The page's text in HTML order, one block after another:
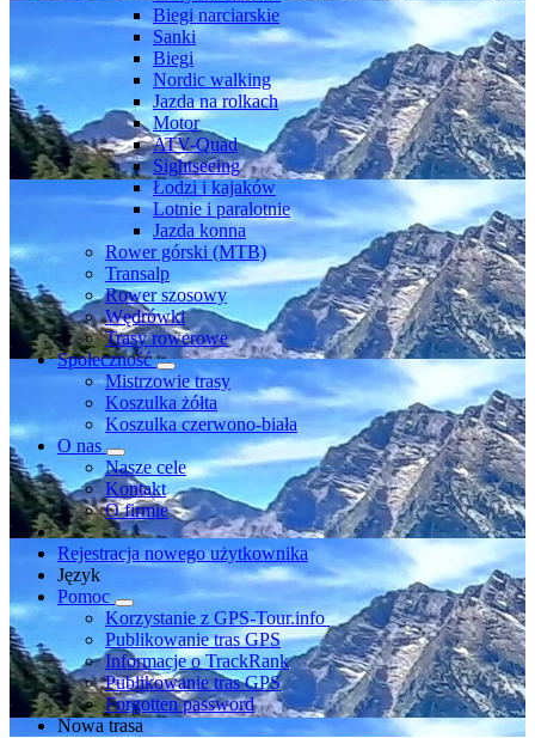
Biegi narciarskie
Sanki
Biegi
Nordic walking
Jazda na rolkach
Motor
ATV-Quad
Sightseeing
Łodzi i kajaków
Lotnie i paralotnie
Jazda konna
Rower górski (MTB)
Transalp
Rower szosowy
Wędrówki
Trasy rowerowe
Społeczność
Mistrzowie trasy
Koszulka żółta
Koszulka czerwono-biała
O nas
Nasze cele
Kontakt
O firmie
Rejestracja nowego użytkownika
Język
Pomoc
Korzystanie z GPS-Tour.info
Publikowanie tras GPS
Informacje o TrackRank
Publikowanie tras GPS
Forgotten password
Nowa trasa